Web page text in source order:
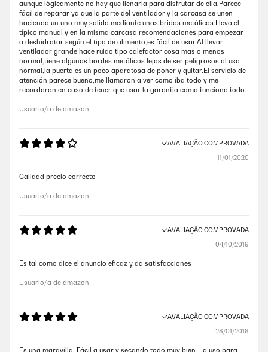
aunque lógicamente no hay que llenarla para disfrutar de ella.Parece
fácil de reparar ya que la parte del ventilador y la carcasa se unen
haciendo un uno muy solido mediante unas bridas metálicas.Lleva el
típico manual y en la misma carcasa recomendaciones para empezar
a deshidratar según el tipo de alimento,es fácil de usar.Al llevar
ventilador grande hace ruido tipo calefactor cosa mas o menos
normal,tiene algunos bordes metálicos lejos de ser peligrosos al uso
normal,la puerta es un poco aparatosa de poner y quitar.El servicio de
atención parece bueno,me llamaron a ver como iba todo y me
recordaron en caso de tener que usar la garantía como funciona todo.
Usuario/a de amazon
AVALIAÇÃO COMPROVADA
11/01/2020
Calidad precio correcto
Usuario/a de amazon
AVALIAÇÃO COMPROVADA
04/10/2019
Es tal como dice el anuncio eficaz y da satisfacciones
Usuario/a de amazon
AVALIAÇÃO COMPROVADA
28/01/2018
Es una maravilla! Fácil a usar y secando todo muy bien. La uso para